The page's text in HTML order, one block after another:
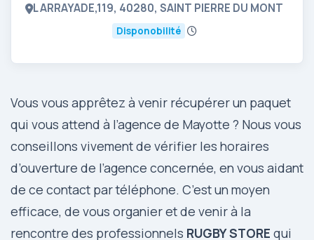
L ARRAYADE,119, 40280, SAINT PIERRE DU MONT
Disponobilité
Vous vous apprêtez à venir récupérer un paquet
qui vous attend à l’agence de Mayotte ? Nous vous
conseillons vivement de vérifier les horaires
d’ouverture de l’agence concernée, en vous aidant
de ce contact par téléphone. C’est un moyen
efficace, de vous organier et de venir à la
rencontre des professionnels RUGBY STORE qui